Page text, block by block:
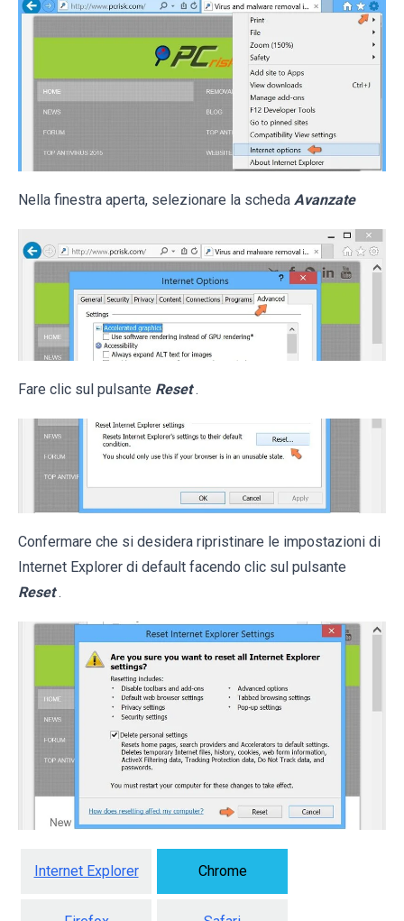
Nella finestra aperta, selezionare la scheda Avanzate
Fare clic sul pulsante Reset .
Confermare che si desidera ripristinare le impostazioni di
Internet Explorer di default facendo clic sul pulsante
Reset .
Internet Explorer Chrome